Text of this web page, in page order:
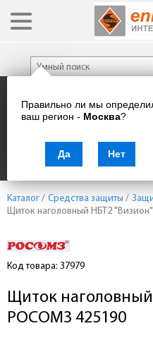
Правильно ли мы
ваш регион - Москва?
Да Нет
Каталог товаров
Каталог / Средства защиты /
Щиток наголовный НБТ2
Код товара: 37979
Щиток
РОСОМЗ 425190